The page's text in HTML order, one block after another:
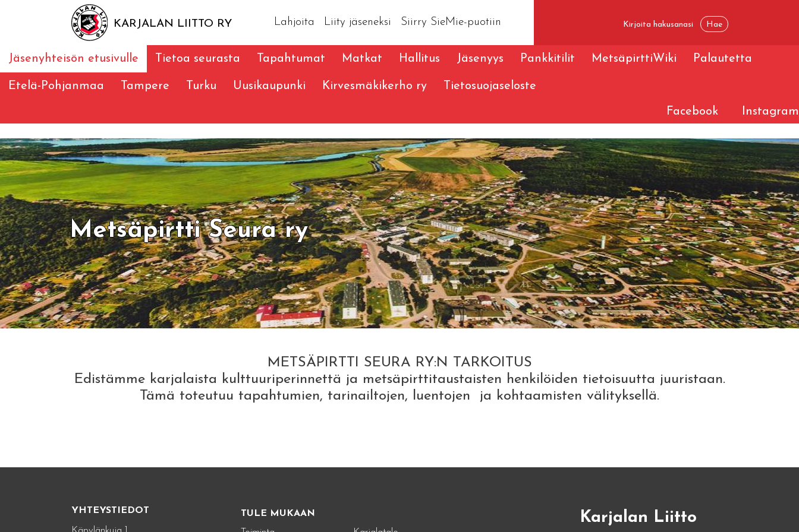
KARJALAN LIITTO RY Lahjoita Liity jäseneksi Siirry SieMie-puotiin
Jäsenyhteisön etusivulle Tietoa seurasta Tapahtumat Matkat Hallitus Jäsenyys Pankkitilit MetsäpirttiWiki Palautetta
Etelä-Pohjanmaa Tampere Turku Uusikaupunki Kirvesmäkikerho ry Tietosuojaseloste
Facebook Instagram
Metsäpirtti Seura ry
METSÄPIRTTI SEURA RY:N TARKOITUS
Edistämme karjalaista kulttuuriperinnettä ja metsäpirttitaustaisten henkilöiden tietoisuutta juuristaan.
Tämä toteutuu tapahtumien, tarinailtojen, luentojen ja kohtaamisten välityksellä.
YHTEYSTIEDOT TULE MUKAAN Karjalan Liitto